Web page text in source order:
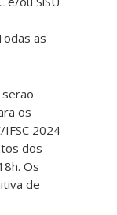
as
os
2024-
dos
Os
de